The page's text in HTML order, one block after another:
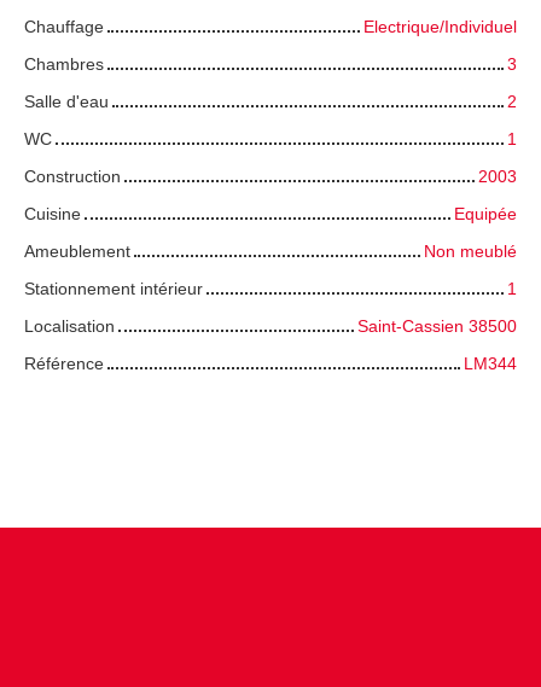
Chauffage
Electrique/Individuel
Chambres
3
Salle d'eau
2
WC
1
Construction
2003
Cuisine
Equipée
Ameublement
Non meublé
Stationnement intérieur
1
Localisation
Saint-Cassien 38500
Référence
LM344